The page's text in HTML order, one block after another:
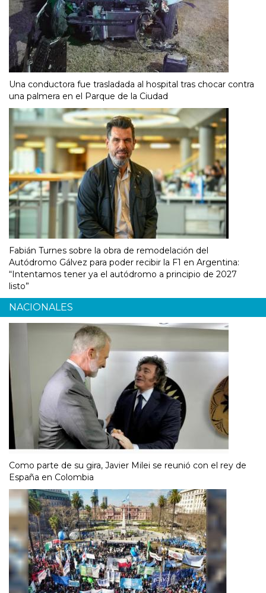
Una conductora fue trasladada al hospital tras chocar contra
una palmera en el Parque de la Ciudad
Fabián Turnes sobre la obra de remodelación del
Autódromo Gálvez para poder recibir la F1 en Argentina:
“Intentamos tener ya el autódromo a principio de 2027
listo”
NACIONALES
Como parte de su gira, Javier Milei se reunió con el rey de
España en Colombia